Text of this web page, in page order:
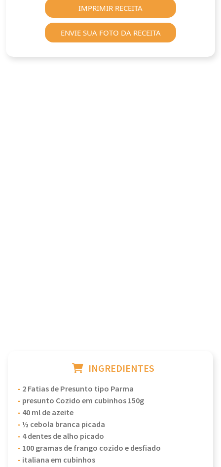
IMPRIMIR RECEITA
ENVIE SUA FOTO DA RECEITA
INGREDIENTES
- 2 Fatias de Presunto tipo Parma
- presunto Cozido em cubinhos 150g
- 40 ml de azeite
-½ cebola branca picada
- 4 dentes de alho picado
- 100 gramas de frango cozido e desfiado
- italiana em cubinhos